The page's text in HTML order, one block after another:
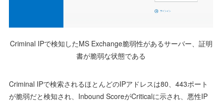
Criminal IPで検知したMS Exchange脆弱性があるサーバー、証明
書が脆弱な状態である
Criminal IPで検索されるほとんどのIPアドレスは80、443ポート
が脆弱だと検知され、Inbound ScoreがCriticalに示され、悪性IP